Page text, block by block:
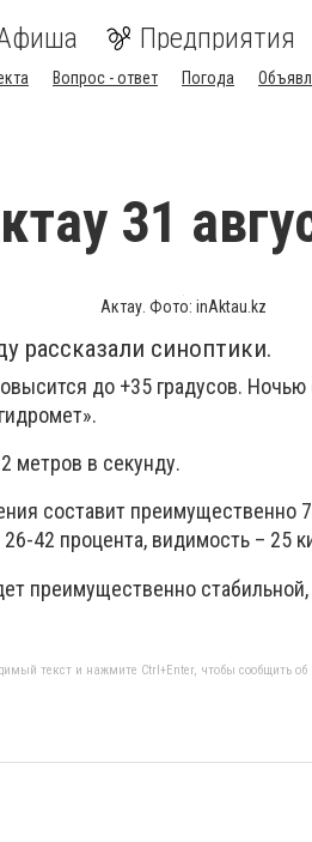
Предприятия
Вопрос - ответ Погода
31
Актау. Фото: inAktau.kz
рассказали синоптики.
до +35 градусов.
метров в секунду.
составит преимущественно
42 процента, видимость – 25
преимущественно
текст и нажмите Ctrl+Enter, чтобы сообщить об